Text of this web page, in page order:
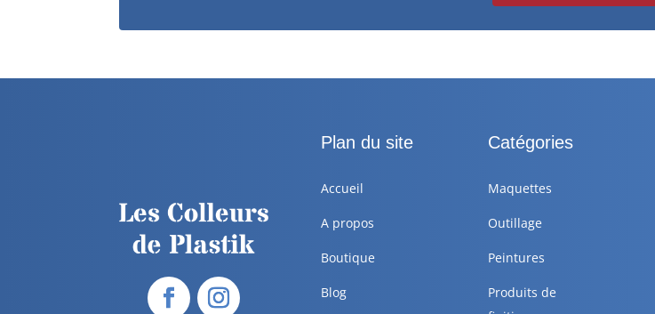
Plan du site
Accueil
A propos
Boutique
Blog
Catégories
Maquettes
Outillage
Peintures
Produits de